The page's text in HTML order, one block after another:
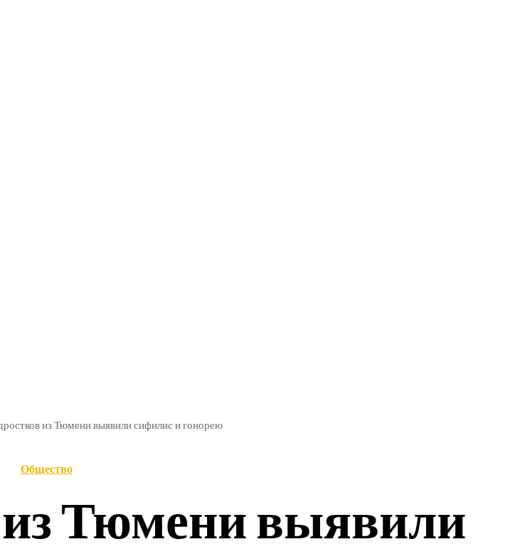
из Тюмени выявили сифилис и гонорею
Общество
из Тюмени выявили